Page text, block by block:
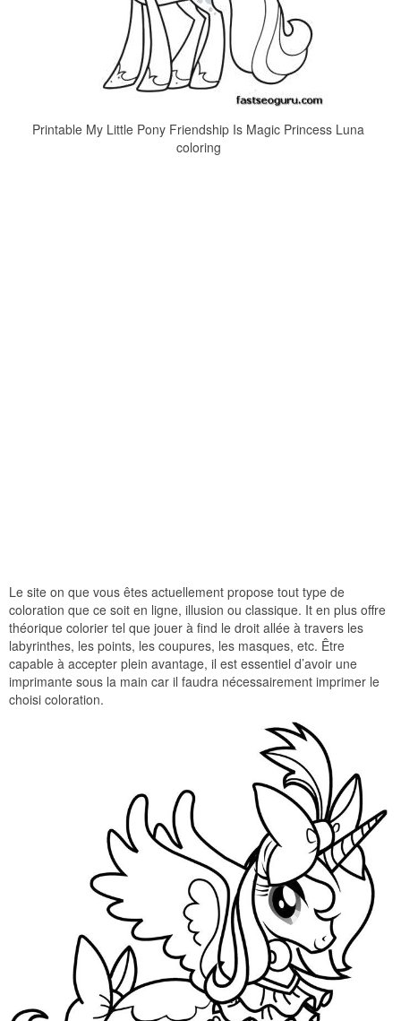
Printable My Little Pony Friendship Is Magic Princess Luna
coloring
Le site on que vous êtes actuellement propose tout type de
coloration que ce soit en ligne, illusion ou classique. It en plus offre
théorique colorier tel que jouer à find le droit allée à travers les
labyrinthes, les points, les coupures, les masques, etc. Être
capable à accepter plein avantage, il est essentiel d’avoir une
imprimante sous la main car il faudra nécessairement imprimer le
choisi coloration.